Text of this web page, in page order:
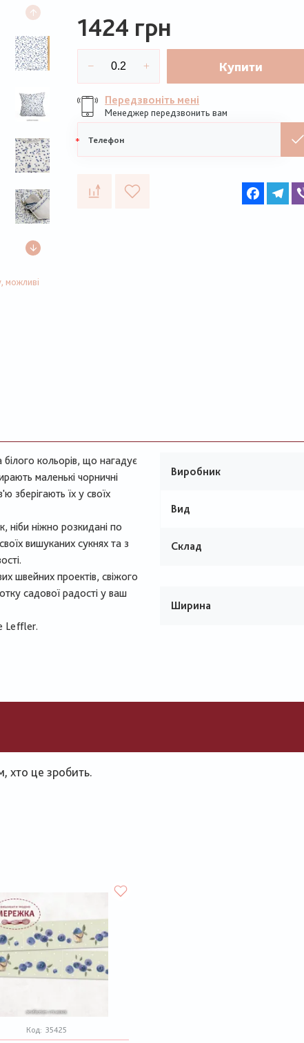
можливі
1424 грн
Купити
Передзвоніть мені
Менеджер передзвонить вам
телефон
білого кольорів, що нагадує
маленькі чорничні
зберігають їх у своїх
ніби ніжно розкидані по
вишуканих сукнях та з
швейних проектів, свіжого
садової радості у ваш
Leffler.
Виробник
Вид
Склад
Ширина
хто це зробить.
Код: 35425